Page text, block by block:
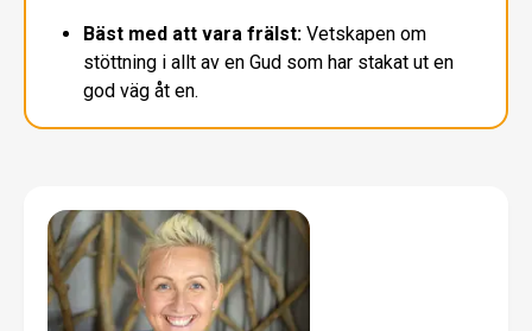
Bäst med att vara frälst: Vetskapen om
stöttning i allt av en Gud som har stakat ut en
god väg åt en.